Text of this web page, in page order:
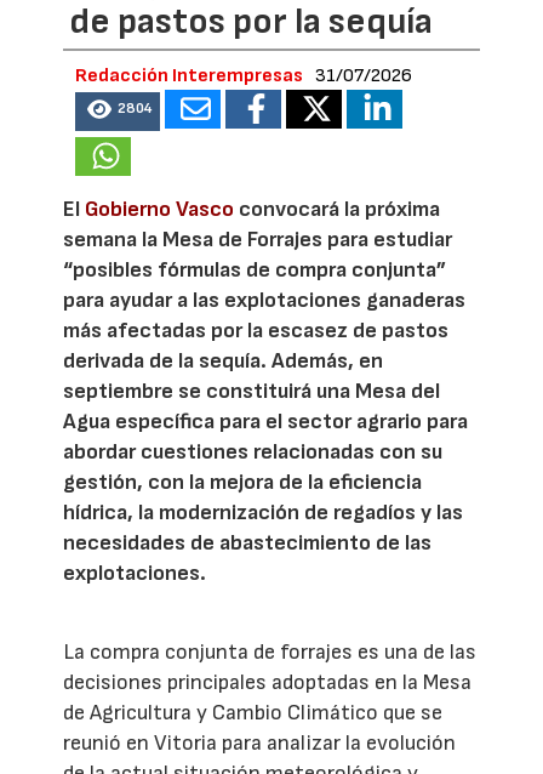
de pastos por la sequía
Redacción Interempresas 31/07/2026
2804
El Gobierno Vasco convocará la próxima
semana la Mesa de Forrajes para estudiar
“posibles fórmulas de compra conjunta”
para ayudar a las explotaciones ganaderas
más afectadas por la escasez de pastos
derivada de la sequía. Además, en
septiembre se constituirá una Mesa del
Agua específica para el sector agrario para
abordar cuestiones relacionadas con su
gestión, con la mejora de la eficiencia
hídrica, la modernización de regadíos y las
necesidades de abastecimiento de las
explotaciones.
La compra conjunta de forrajes es una de las
decisiones principales adoptadas en la Mesa
de Agricultura y Cambio Climático que se
reunió en Vitoria para analizar la evolución